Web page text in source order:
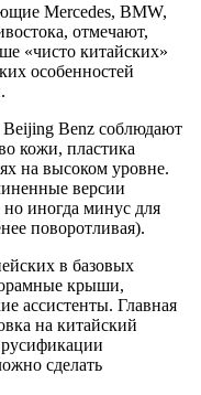
Mercedes, BMW,
отмечают,
«чисто китайских»
особенностей
Benz соблюдают
кожи, пластика
на высоком уровне.
версии
иногда минус для
поворотливая).
в базовых
крыши,
ассистенты. Главная
на китайский
сделать